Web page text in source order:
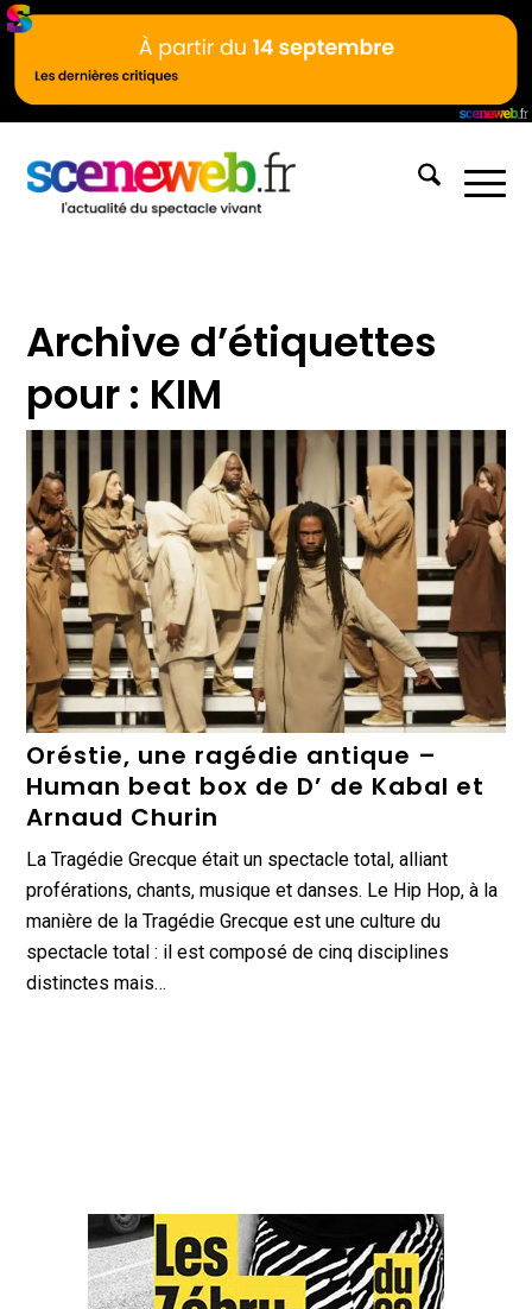
Archive d’étiquettes
pour : KIM
Oréstie, une ragédie antique –
Human beat box de D’ de Kabal et
Arnaud Churin
La Tragédie Grecque était un spectacle total, alliant
proférations, chants, musique et danses. Le Hip Hop, à la
manière de la Tragédie Grecque est une culture du
spectacle total : il est composé de cinq disciplines
distinctes mais…